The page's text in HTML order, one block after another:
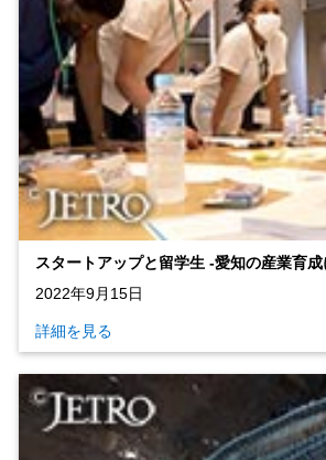
スタートアップと留学生 ‐愛知の産業育成
2022年9月15日
詳細を見る